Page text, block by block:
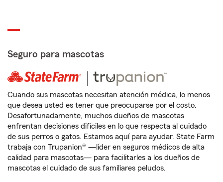
Seguro para mascotas
Cuando sus mascotas necesitan atención médica, lo menos
que desea usted es tener que preocuparse por el costo.
Desafortunadamente, muchos dueños de mascotas
enfrentan decisiones difíciles en lo que respecta al cuidado
de sus perros o gatos. Estamos aquí para ayudar. State Farm
trabaja con Trupanion® —líder en seguros médicos de alta
calidad para mascotas— para facilitarles a los dueños de
mascotas el cuidado de sus familiares peludos.